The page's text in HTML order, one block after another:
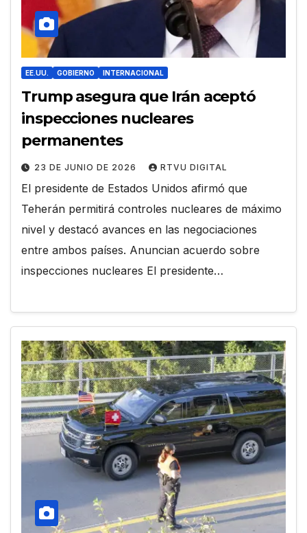
EE.UU. GOBIERNO INTERNACIONAL
Trump asegura que Irán aceptó
inspecciones nucleares
permanentes
23 DE JUNIO DE 2026 RTVU DIGITAL
El presidente de Estados Unidos afirmó que
Teherán permitirá controles nucleares de máximo
nivel y destacó avances en las negociaciones
entre ambos países. Anuncian acuerdo sobre
inspecciones nucleares El presidente…